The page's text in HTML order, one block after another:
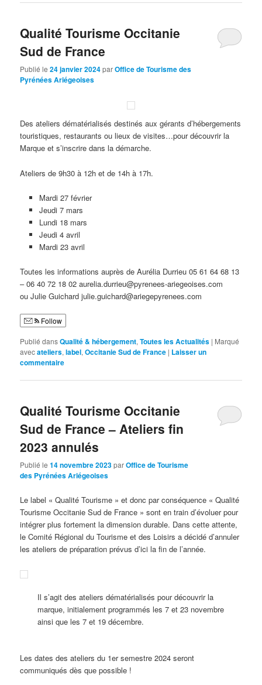
Qualité Tourisme Occitanie
Sud de France
Publié le24 janvier 2024parOffice de Tourisme des
Pyrénées Ariégeoises
Des ateliers dématérialisés destinés aux gérants d’hébergements
touristiques, restaurants ou lieux de visites…pour découvrir la
Marque et s’inscrire dans la démarche.
Ateliers de 9h30 à 12h et de 14h à 17h.
Mardi 27 février
Jeudi 7 mars
Lundi 18 mars
Jeudi 4 avril
Mardi 23 avril
Toutes les informations auprès de Aurélia Durrieu 05 61 64 68 13
– 06 40 72 18 02 aurelia.durrieu@pyrenees-ariegeoises.com
ou Julie Guichard julie.guichard@ariegepyrenees.com
Follow
Publié dansQualité & hébergement,Toutes les Actualités | Marqué
avecateliers,label,Occitanie Sud de France | Laisser un
commentaire
Qualité Tourisme Occitanie
Sud de France – Ateliers fin
2023 annulés
Publié le14 novembre 2023parOffice de Tourisme
des Pyrénées Ariégeoises
Le label « Qualité Tourisme » et donc par conséquence « Qualité
Tourisme Occitanie Sud de France » sont en train d’évoluer pour
intégrer plus fortement la dimension durable. Dans cette attente,
le Comité Régional du Tourisme et des Loisirs a décidé d’annuler
les ateliers de préparation prévus d’ici la fin de l’année.
Il s’agit des ateliers dématérialisés pour découvrir la
marque, initialement programmés les 7 et 23 novembre
ainsi que les 7 et 19 décembre.
Les dates des ateliers du 1er semestre 2024 seront
communiqués dès que possible !